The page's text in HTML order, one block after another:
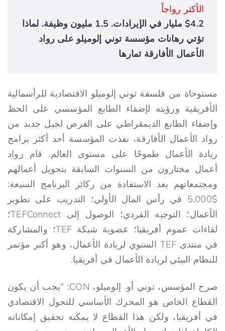
الأكثر رواجاً
$4.2 مليار في الإيرادات. 1.5 مليون وظيفة. لماذا
تؤتي رهانات مؤسسة توني إلوميلو على رواد
الأعمال الأفارقة ثمارها
مستوحاة من فلسفة توني إلوميلو الاقتصادية للرأسمالية
الأفريقية ورؤيته لإضفاء الطابع المؤسسي على الحظ
وإضفاء الطابع الديمقراطي على الفرص لجيل جديد من
رواد الأعمال الأفارقة، نفذت المؤسسة أحد أكثر برامج
ريادة الأعمال طموحًا على مستوى العالم. قام رواد
أعمال مختارون من السنوات السابقة بتحويل أعمالهم
ومجتمعاتهم بعد الاستفادة من ركائز البرنامج السبعة:
$5,000 في رأس المال الأولي؛ التدريب على تطوير
الأعمال؛ التوجيه الفردي؛ الوصول إلى TEFConnect؛
لقاءات عموم أفريقيا؛ عضوية شبكة TEF؛ والمشاركة
في منتدى TEF السنوي لريادة الأعمال، وهو أكبر مؤتمر
للنظام البيئي لريادة الأعمال في أفريقيا.
صرح المؤسس، توني أو. إلوميلو، CON: "يجب أن يكون
القطاع الخاص هو المحرك الأساسي للتحول الاقتصادي
في أفريقيا، ولكن هذا القطاع لا يمكنه تحقيق إمكاناته